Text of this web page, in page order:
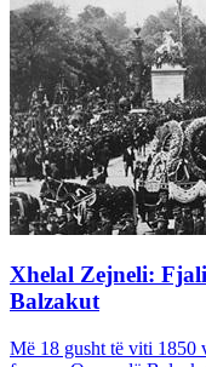
Xhelal Zejneli:
Balzakut
Më 18 gusht të viti 1850